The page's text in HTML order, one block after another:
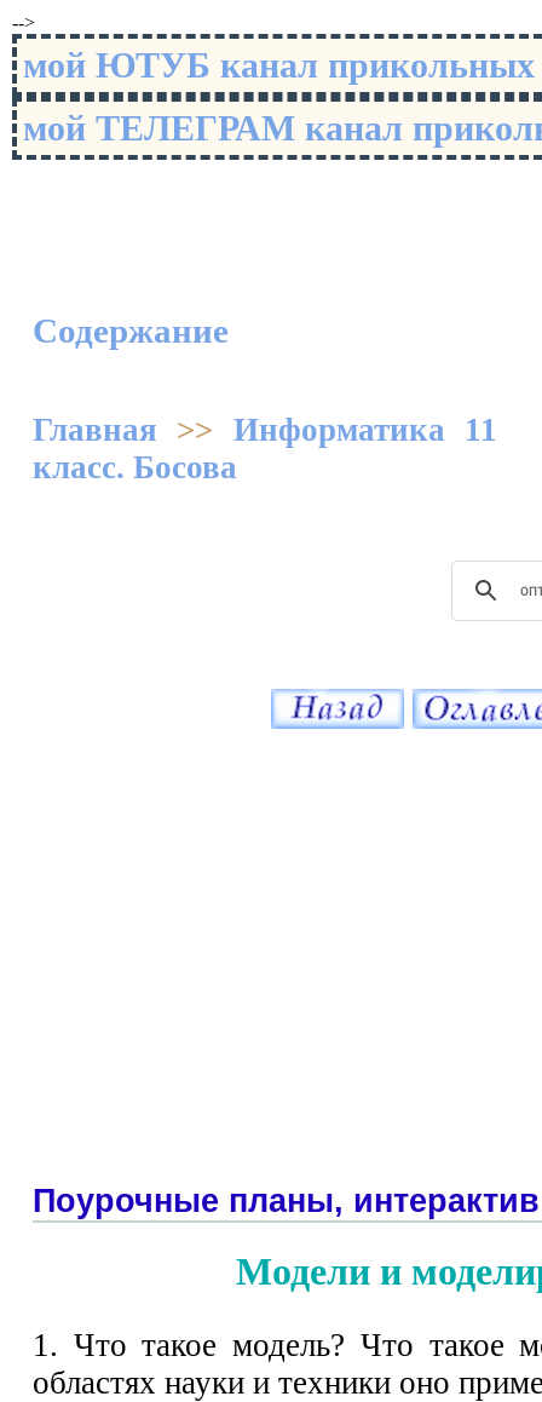
-->
мой ЮТУБ канал
мой ТЕЛЕГРАМ канал
Содержание
Главная >> Информатика 11
класс. Босова
Поурочные планы, интерактив
Модели и
1. Что такое модель? Что такое
областях науки и техники оно